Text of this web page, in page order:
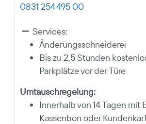
0831 254 495 00
Services:
Änderungsschneiderei
Bis zu 2,5 Stunden
Parkplätze vor der Türe
Umtauschregelung:
Innerhalb von 14 Tagen mit
Kassenbon oder